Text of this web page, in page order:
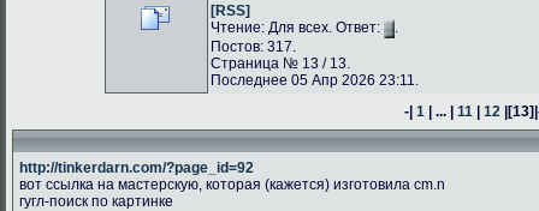
[RSS]
Чтение: Для всех. Ответ:
.
Постов: 317.
Страница № 13 / 13.
Последнее 05 Апр 2026 23:11.
-|1 | ... |11 |12 |[13]
http://tinkerdarn.com/?page_id=92
вот ссылка на мастерскую, которая (кажется) изготовила cm.n
гугл-поиск по картинке